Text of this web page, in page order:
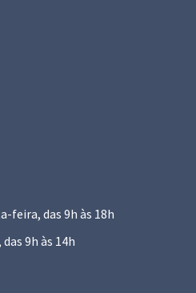
feira, das 9h às 18h
das 9h às 14h